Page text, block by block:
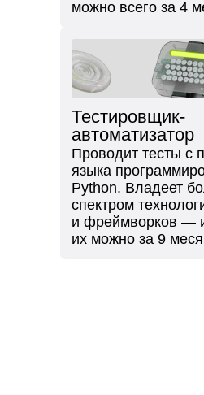
можно всего за 4
Тестировщик-
автоматизатор
Проводит тесты с
языка
Python. Владеет
спектром
и фреймворков —
их можно за 9